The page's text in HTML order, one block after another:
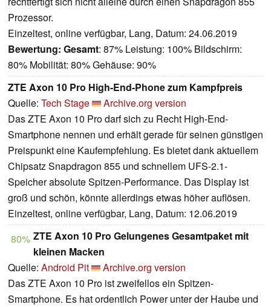
Prozessor.
Einzeltest, online verfügbar, Lang, Datum: 24.06.2019
Bewertung: Gesamt: 87% Leistung: 100% Bildschirm:
80% Mobilität: 80% Gehäuse: 90%
ZTE Axon 10 Pro High-End-Phone zum Kampfpreis
Quelle: Tech Stage
Archive.org version
Das ZTE Axon 10 Pro darf sich zu Recht High-End-
Smartphone nennen und erhält gerade für seinen günstigen
Preispunkt eine Kaufempfehlung. Es bietet dank aktuellem
Chipsatz Snapdragon 855 und schnellem UFS-2.1-
Speicher absolute Spitzen-Performance. Das Display ist
groß und schön, könnte allerdings etwas höher auflösen.
Einzeltest, online verfügbar, Lang, Datum: 12.06.2019
80% ZTE Axon 10 Pro Gelungenes Gesamtpaket mit
kleinen Macken
Quelle: Android Pit
Archive.org version
Das ZTE Axon 10 Pro ist zweifellos ein Spitzen-
Smartphone. Es hat ordentlich Power unter der Haube und